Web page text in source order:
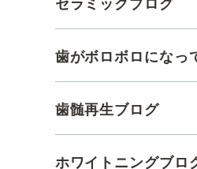
セラミックブログ
歯がボロボロになっ
歯髄再生ブログ
ホワイトニングブロ